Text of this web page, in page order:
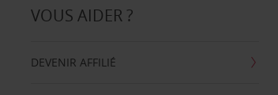
VOUS AIDER ?
DEVENIR AFFILIÉ